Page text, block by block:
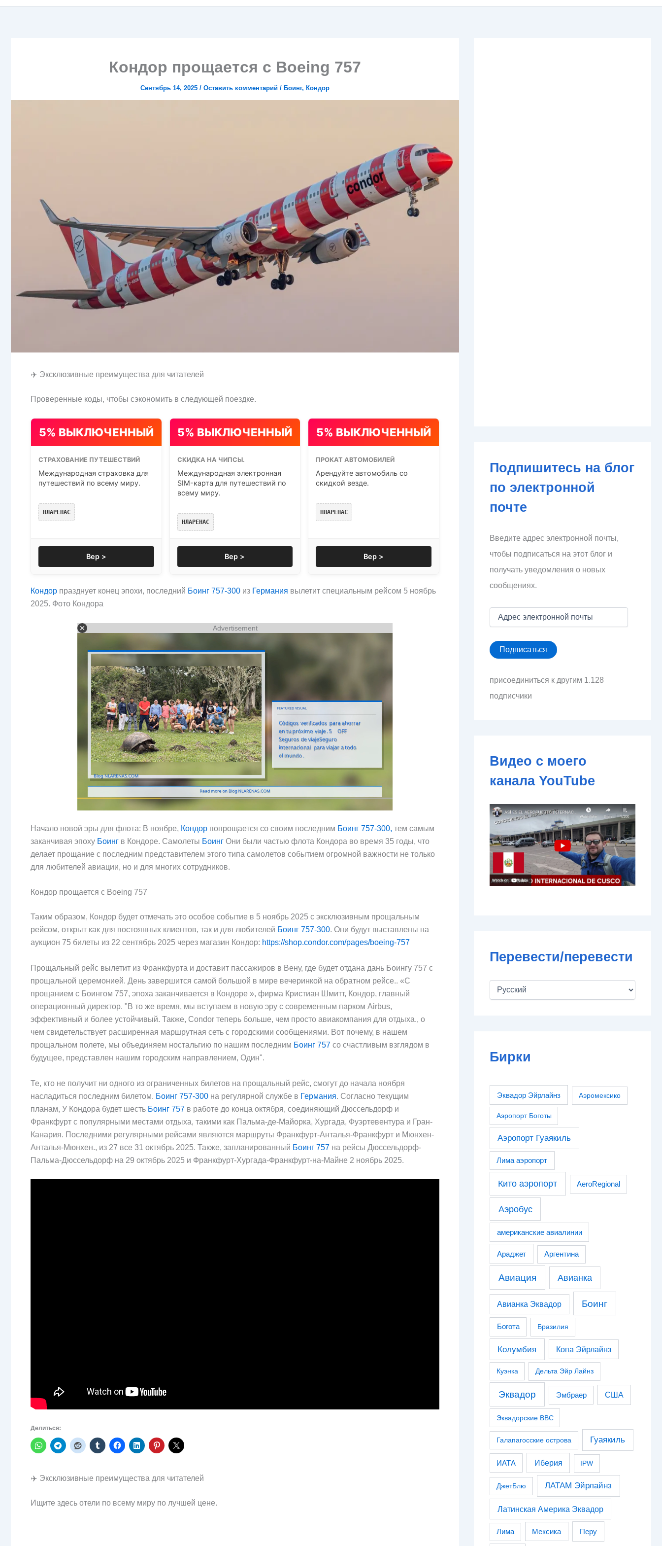
Кондор прощается с Boeing 757
Сентябрь 14, 2025 / Оставить комментарий / Боинг, Кондор
✈️ Эксклюзивные преимущества для читателей
Проверенные коды, чтобы сэкономить в следующей поездке.
5% ВЫКЛЮЧЕННЫЙ
СТРАХОВАНИЕ ПУТЕШЕСТВИЙ
Международная страховка для
путешествий по всему миру.
НЛАРЕНАС
Вер >
5% ВЫКЛЮЧЕННЫЙ
СКИДКА НА ЧИПСЫ.
Международная электронная
SIM-карта для путешествий по
всему миру.
НЛАРЕНАС
Вер >
5% ВЫКЛЮЧЕННЫЙ
ПРОКАТ АВТОМОБИЛЕЙ
Арендуйте автомобиль со
скидкой везде.
НЛАРЕНАС
Вер >
Кондор празднует конец эпохи, последний Боинг 757-300 из Германия вылетит специальным рейсом 5 ноябрь
2025. Фото Кондора
Advertisement
Начало новой эры для флота: В ноябре, Кондор попрощается со своим последним Боинг 757-300, тем самым
заканчивая эпоху Боинг в Кондоре. Самолеты Боинг Они были частью флота Кондора во время 35 годы, что
делает прощание с последним представителем этого типа самолетов событием огромной важности не только
для любителей авиации, но и для многих сотрудников.
Кондор прощается с Boeing 757
Таким образом, Кондор будет отмечать это особое событие в 5 ноябрь 2025 с эксклюзивным прощальным
рейсом, открыт как для постоянных клиентов, так и для любителей Боинг 757-300. Они будут выставлены на
аукцион 75 билеты из 22 сентябрь 2025 через магазин Кондор: https://shop.condor.com/pages/boeing-757
Прощальный рейс вылетит из Франкфурта и доставит пассажиров в Вену, где будет отдана дань Боингу 757 с
прощальной церемонией. День завершится самой большой в мире вечеринкой на обратном рейсе.. «С
прощанием с Боингом 757, эпоха заканчивается в Кондоре », фирма Кристиан Шмитт, Кондор, главный
операционный директор. "В то же время, мы вступаем в новую эру с современным парком Airbus,
эффективный и более устойчивый. Также, Condor теперь больше, чем просто авиакомпания для отдыха., о
чем свидетельствует расширенная маршрутная сеть с городскими сообщениями. Вот почему, в нашем
прощальном полете, мы объединяем ностальгию по нашим последним Боинг 757 со счастливым взглядом в
будущее, представлен нашим городским направлением, Один".
Те, кто не получит ни одного из ограниченных билетов на прощальный рейс, смогут до начала ноября
насладиться последним билетом. Боинг 757-300 на регулярной службе в Германия. Согласно текущим
планам, У Кондора будет шесть Боинг 757 в работе до конца октября, соединяющий Дюссельдорф и
Франкфурт с популярными местами отдыха, такими как Пальма-де-Майорка, Хургада, Фуэртевентура и Гран-
Канария. Последними регулярными рейсами являются маршруты Франкфурт-Анталья-Франкфурт и Мюнхен-
Анталья-Мюнхен., из 27 все 31 октябрь 2025. Также, запланированный Боинг 757 на рейсы Дюссельдорф-
Пальма-Дюссельдорф на 29 октябрь 2025 и Франкфурт-Хургада-Франкфурт-на-Майне 2 ноябрь 2025.
Делиться:
✈️ Эксклюзивные преимущества для читателей
Ищите здесь отели по всему миру по лучшей цене.
Подпишитесь на блог
по электронной
почте
Введите адрес электронной почты,
чтобы подписаться на этот блог и
получать уведомления о новых
сообщениях.
е
с
е
т
й
о
ы
Подписаться
присоединиться к другим 1.128
подписчики
Видео с моего
канала YouTube
Перевести/перевести
Бирки
Эквадор Эйрлайнз Аэромексико
Аэропорт Боготы
Аэропорт Гуаякиль
Лима аэропорт
Кито аэропорт AeroRegional
Аэробус
американские авиалинии
Араджет Аргентина
Авиация Авианка
Авианка Эквадор Боинг
Богота Бразилия
Колумбия Копа Эйрлайнз
Куэнка Дельта Эйр Лайнз
Эквадор Эмбраер США
Эквадорские ВВС
Галапагосские острова Гуаякиль
ИАТА Иберия IPW
ДжетБлю ЛАТАМ Эйрлайнз
Латинская Америка Эквадор
Лима Мексика Перу